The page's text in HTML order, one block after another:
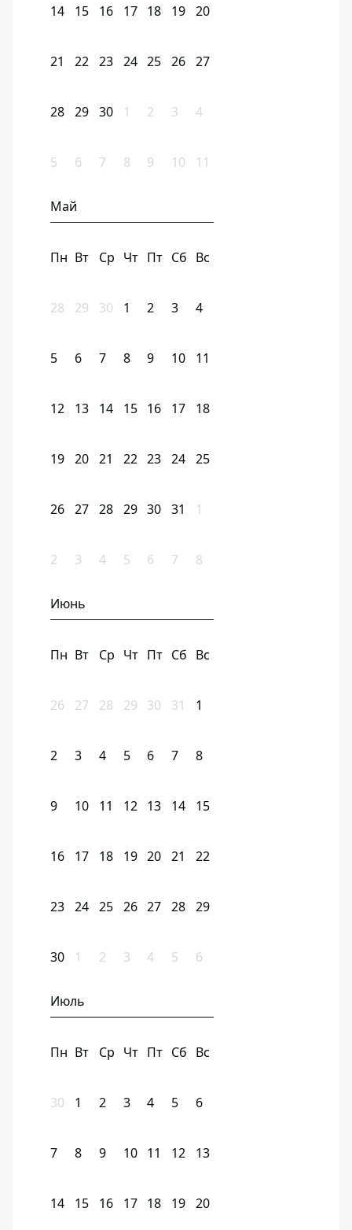
14 15 16 17 18 19 20
21 22 23 24 25 26 27
28 29 30 1 2 3 4
5 6 7 8 9 10 11
Май
Пн Вт Ср Чт Пт Сб Вс
28 29 30 1 2 3 4
5 6 7 8 9 10 11
12 13 14 15 16 17 18
19 20 21 22 23 24 25
26 27 28 29 30 31 1
2 3 4 5 6 7 8
Июнь
Пн Вт Ср Чт Пт Сб Вс
26 27 28 29 30 31 1
2 3 4 5 6 7 8
9 10 11 12 13 14 15
16 17 18 19 20 21 22
23 24 25 26 27 28 29
30 1 2 3 4 5 6
Июль
Пн Вт Ср Чт Пт Сб Вс
30 1 2 3 4 5 6
7 8 9 10 11 12 13
14 15 16 17 18 19 20